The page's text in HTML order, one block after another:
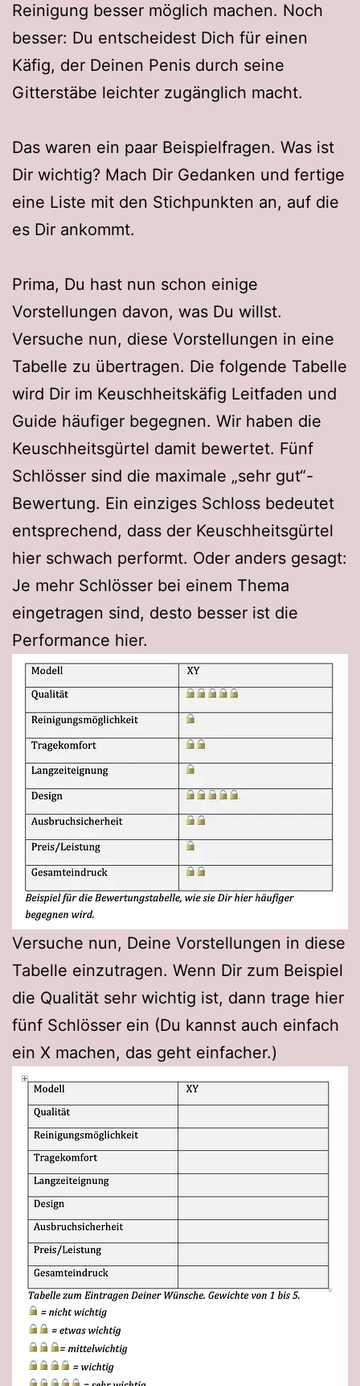
Reinigung besser möglich machen. Noch
besser: Du entscheidest Dich für einen
Käfig, der Deinen Penis durch seine
Gitterstäbe leichter zugänglich macht.
Das waren ein paar Beispielfragen. Was ist
Dir wichtig? Mach Dir Gedanken und fertige
eine Liste mit den Stichpunkten an, auf die
es Dir ankommt.
Prima, Du hast nun schon einige
Vorstellungen davon, was Du willst.
Versuche nun, diese Vorstellungen in eine
Tabelle zu übertragen. Die folgende Tabelle
wird Dir im Keuschheitskäfig Leitfaden und
Guide häufiger begegnen. Wir haben die
Keuschheitsgürtel damit bewertet. Fünf
Schlösser sind die maximale „sehr gut“-
Bewertung. Ein einziges Schloss bedeutet
entsprechend, dass der Keuschheitsgürtel
hier schwach performt. Oder anders gesagt:
Je mehr Schlösser bei einem Thema
eingetragen sind, desto besser ist die
Performance hier.
Versuche nun, Deine Vorstellungen in diese
Tabelle einzutragen. Wenn Dir zum Beispiel
die Qualität sehr wichtig ist, dann trage hier
fünf Schlösser ein (Du kannst auch einfach
ein X machen, das geht einfacher.)